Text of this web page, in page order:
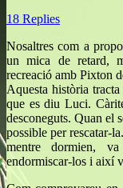
18 Replies
Nosaltres com a
un mica de retard,
recreació amb Pixton
Aquesta història
que es diu Luci.
desconeguts. Quan el
possible per rescatar-
mentre dormien,
endormiscar-los i així